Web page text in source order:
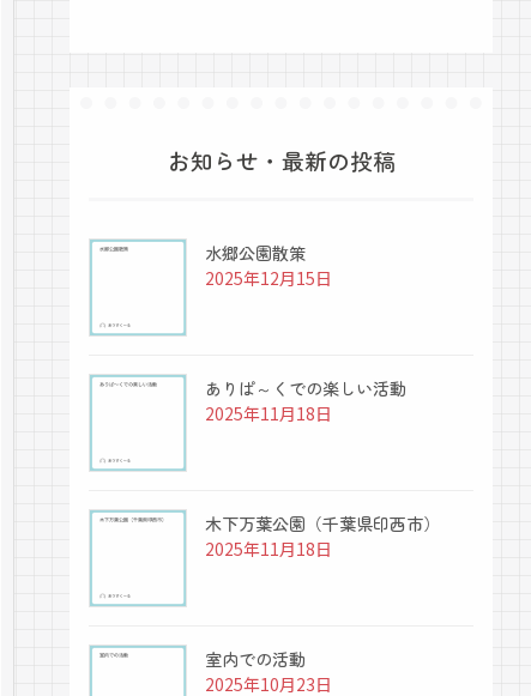
お知らせ・最新の投稿
水郷公園散策
2025年12月15日
ありぱ～くでの楽しい活動
2025年11月18日
木下万葉公園（千葉県印西市）
2025年11月18日
室内での活動
2025年10月23日